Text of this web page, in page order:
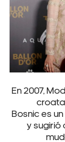
En 2007,
Bosnic es
y sugirió